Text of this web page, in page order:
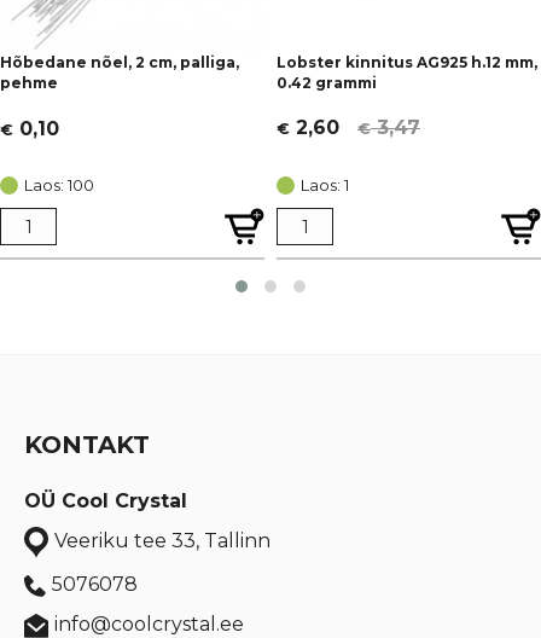
Hõbedane nõel, 2 cm, palliga,
pehme
€ 0,10
Laos: 100
Lobster kinnitus AG925 h.12 mm,
0.42 grammi
€3,47
Algne
oli:
€ 3,47.
€ 2,60
Current
is:
€ 2,60.
Laos: 1
KONTAKT
OÜ Cool Crystal
Veeriku tee 33, Tallinn
5076078
info@coolcrystal.ee